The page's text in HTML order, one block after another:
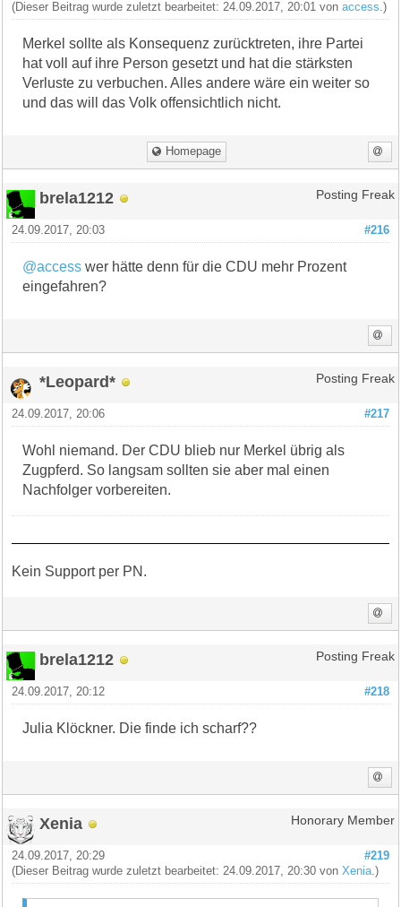
(Dieser Beitrag wurde zuletzt bearbeitet: 24.09.2017, 20:01 vonaccess.)
Merkel sollte als Konsequenz zurücktreten, ihre Partei
hat voll auf ihre Person gesetzt und hat die stärksten
Verluste zu verbuchen. Alles andere wäre ein weiter so
und das will das Volk offensichtlich nicht.
Homepage
brela1212 Posting Freak
#216
24.09.2017, 20:03
@access wer hätte denn für die CDU mehr Prozent
eingefahren?
*Leopard* Posting Freak
#217
24.09.2017, 20:06
Wohl niemand. Der CDU blieb nur Merkel übrig als
Zugpferd. So langsam sollten sie aber mal einen
Nachfolger vorbereiten.
Kein Support per PN.
brela1212 Posting Freak
#218
24.09.2017, 20:12
Julia Klöckner. Die finde ich scharf??
Xenia Honorary Member
#219
24.09.2017, 20:29
(Dieser Beitrag wurde zuletzt bearbeitet: 24.09.2017, 20:30 vonXenia.)